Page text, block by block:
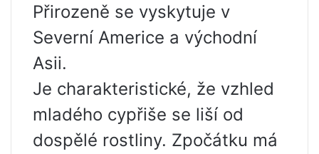
Přirozeně se vyskytuje v
Severní Americe a východní
Asii.
Je charakteristické, že vzhled
mladého cypřiše se liší od
dospělé rostliny. Zpočátku má